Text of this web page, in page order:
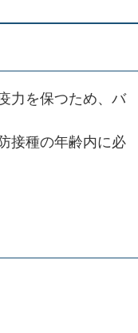
力を保つため、バ
接種の年齢内に必